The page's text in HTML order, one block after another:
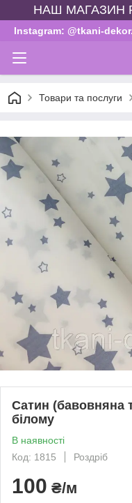
НАШ МАГАЗИН
Instagram: @tkani-
Товари та послуги
Сатин (бавовняна
білому
В наявності
Код: 1815
Роздріб
100 ₴/м